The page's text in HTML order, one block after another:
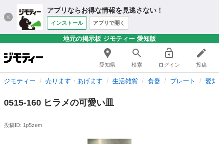
アプリならお得な情報を見逃さない！
インストール アプリで開く
地元の掲示板 ジモティー 愛知版
愛知県 検索 ログイン 投稿
ジモティー 売ります・あげます 生活雑貨 食器 プレート 愛
0515-160 ヒラメの可愛い皿
投稿ID: 1p5zem